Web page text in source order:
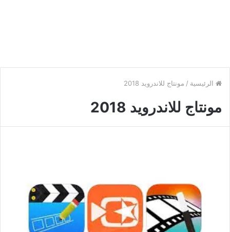
الرئيسية / مونتاج للاندرويد 2018
مونتاج للاندرويد 2018